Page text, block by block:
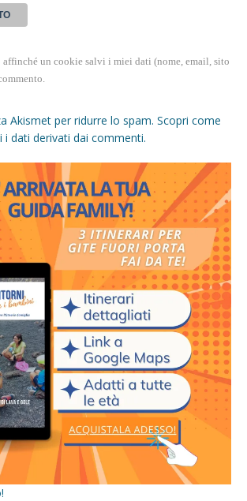
affinché un cookie salvi i miei dati (nome, email, sito
Akismet per ridurre lo spam. Scopri come
i dati derivati dai commenti.